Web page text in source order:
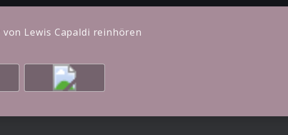
von Lewis Capaldi reinhören